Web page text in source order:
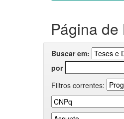
Página de
Buscar em:
por
Filtros correntes: